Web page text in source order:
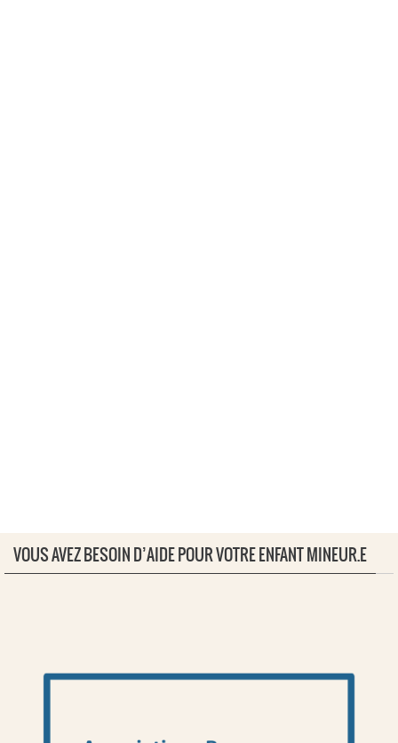
VOUS AVEZ BESOIN D’AIDE POUR VOTRE ENFANT MINEUR.E